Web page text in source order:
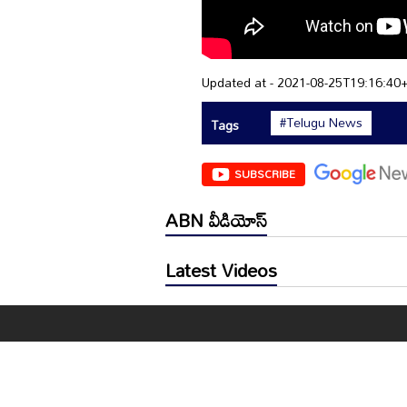
Updated at - 2021-08-
Tags
#Telugu News
SUBSCRIBE
ABN వీడియోస్
Latest Videos